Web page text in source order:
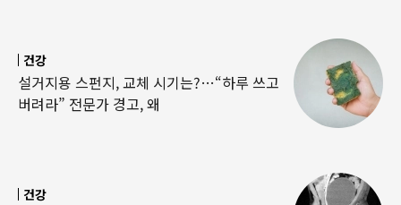
건강
설거지용 스펀지, 교체 시기는?…“하루 쓰고
버려라” 전문가 경고, 왜
건강